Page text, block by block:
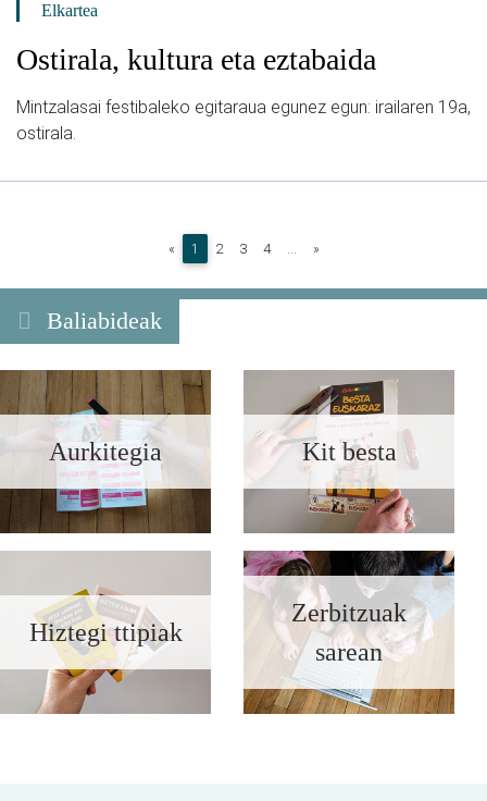
Elkartea
Ostirala, kultura eta eztabaida
Mintzalasai festibaleko egitaraua egunez egun: irailaren 19a,
ostirala.
« 1 (current)
2 3 4 ... »
Baliabideak
Aurkitegia Kit besta
Hiztegi ttipiak
Zerbitzuak
sarean